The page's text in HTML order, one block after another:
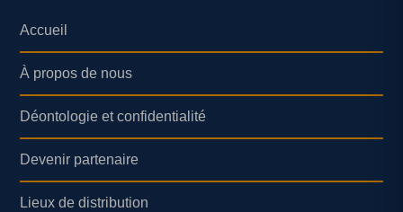
Accueil
À propos de nous
Déontologie et confidentialité
Devenir partenaire
Lieux de distribution